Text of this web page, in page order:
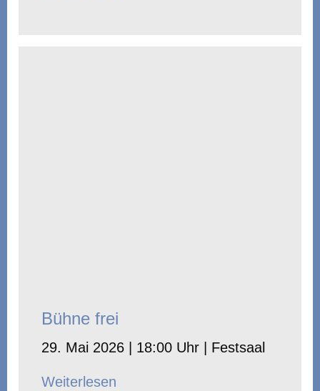
Bühne frei
29. Mai 2026 | 18:00 Uhr | Festsaal
Weiterlesen